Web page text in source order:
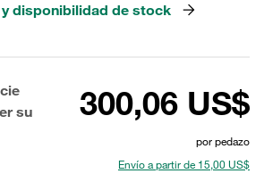
disponibilidad de stock
su
300,06 US$
por pedazo
Envío a partir de 15,00 US$